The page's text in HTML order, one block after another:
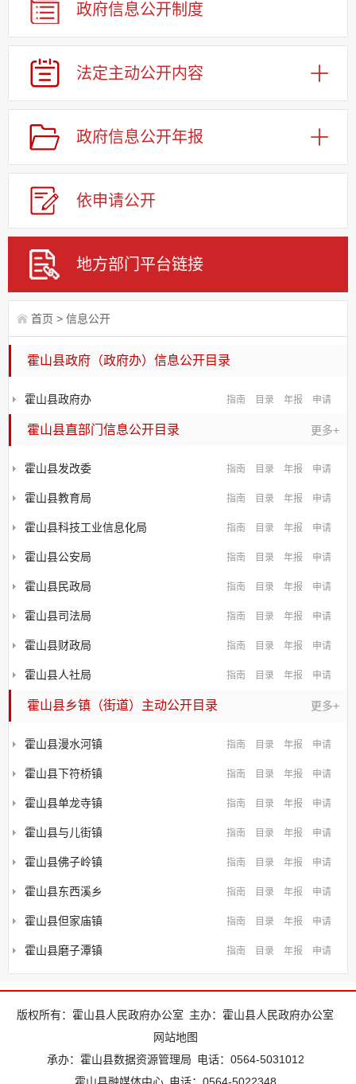
政府信息公开制度
法定主动公开内容
政府信息公开年报
依申请公开
地方部门平台链接
首页 > 信息公开
霍山县政府（政府办）信息公开目录
指南 目录 年报 申请
霍山县政府办
更多+
霍山县直部门信息公开目录
指南 目录 年报 申请
霍山县发改委
指南 目录 年报 申请
霍山县教育局
指南 目录 年报 申请
霍山县科技工业信息化局
指南 目录 年报 申请
霍山县公安局
指南 目录 年报 申请
霍山县民政局
指南 目录 年报 申请
霍山县司法局
指南 目录 年报 申请
霍山县财政局
指南 目录 年报 申请
霍山县人社局
更多+
霍山县乡镇（街道）主动公开目录
指南 目录 年报 申请
霍山县漫水河镇
指南 目录 年报 申请
霍山县下符桥镇
指南 目录 年报 申请
霍山县单龙寺镇
指南 目录 年报 申请
霍山县与儿街镇
指南 目录 年报 申请
霍山县佛子岭镇
指南 目录 年报 申请
霍山县东西溪乡
指南 目录 年报 申请
霍山县但家庙镇
指南 目录 年报 申请
霍山县磨子潭镇
版权所有：霍山县人民政府办公室 主办：霍山县人民政府办公室
网站地图
承办：霍山县数据资源管理局 电话：0564-5031012